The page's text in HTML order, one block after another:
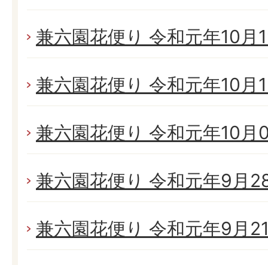
兼六園花便り 令和元年10月
兼六園花便り 令和元年10月
兼六園花便り 令和元年10月
兼六園花便り 令和元年9月
兼六園花便り 令和元年9月